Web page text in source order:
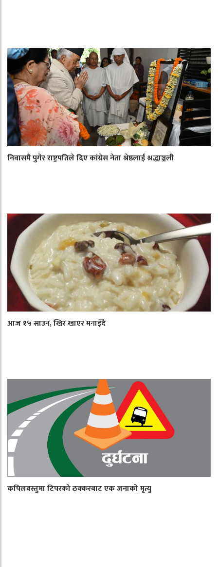
निवासमै पुगेर राष्ट्रपतिले दिए कांग्रेस नेता श्रेष्ठलाई श्रद्धाञ्जली
आज १५ साउन, खिर खाएर मनाइँदै
कपिलवस्तुमा टिपरको ठक्करबाट एक जनाको मृत्यु